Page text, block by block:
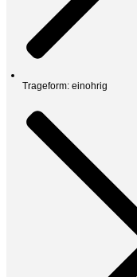
Trageform: einohrig